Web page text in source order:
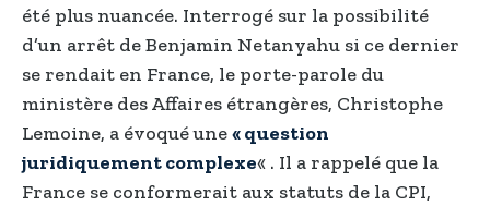
été plus nuancée. Interrogé sur la possibilité
d’un arrêt de Benjamin Netanyahu si ce dernier
se rendait en France, le porte-parole du
ministère des Affaires étrangères, Christophe
Lemoine, a évoqué une« question
juridiquement complexe« . Il a rappelé que la
France se conformerait aux statuts de la CPI,